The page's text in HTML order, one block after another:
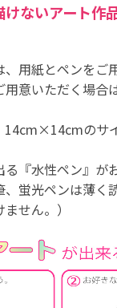
ないアート作
用紙とペンをご
意いただく場合
のサ
『水性ペン』が
蛍光ペンは薄く
せん。）